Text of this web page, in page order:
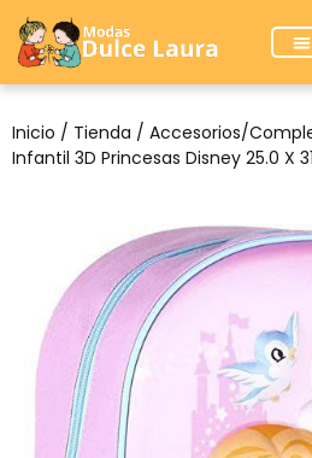
Inicio / Tienda / Accesorios/
Infantil 3D Princesas Disney 25.0 X